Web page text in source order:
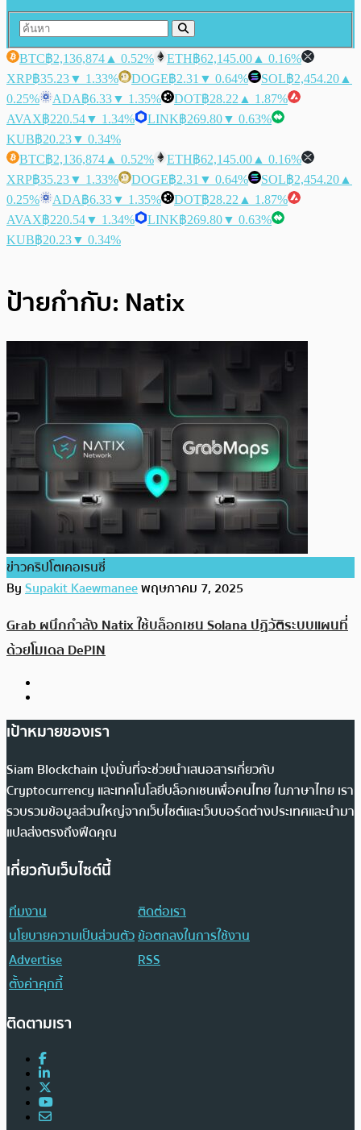
BTC฿2,136,874 ▲ 0.52% ETH฿62,145.00 ▲ 0.16%
XRP฿35.23▼ 1.33% DOGE฿2.31 ▼ 0.64% SOL฿2,454.20 ▲
0.25%
ADA฿6.33▼ 1.35% DOT฿28.22 ▲ 1.87%
AVAX฿220.54▼ 1.34% LINK฿269.80▼ 0.63%
KUB฿20.23▼ 0.34%
BTC฿2,136,874 ▲ 0.52% ETH฿62,145.00 ▲ 0.16%
XRP฿35.23▼ 1.33% DOGE฿2.31 ▼ 0.64% SOL฿2,454.20 ▲
0.25%
ADA฿6.33▼ 1.35% DOT฿28.22 ▲ 1.87%
AVAX฿220.54▼ 1.34% LINK฿269.80▼ 0.63%
KUB฿20.23▼ 0.34%
ป้ายกำกับ: Natix
ข่าวคริปโตเคอเรนซี่
BySupakit Kaewmaneeพฤษภาคม 7, 2025
Grab ผนึกกำลัง Natix ใช้บล็อกเชน Solana ปฏิวัติระบบแผนที่
ด้วยโมเดล DePIN
เป้าหมายของเรา
Siam Blockchain มุ่งมั่นที่จะช่วยนำเสนอสารเกี่ยวกับ
Cryptocurrency และเทคโนโลยีบล็อกเชนเพื่อคนไทย ในภาษาไทย เรา
รวบรวมข้อมูลส่วนใหญ่จากเว็บไซต์และเว็บบอร์ดต่างประเทศและนำมา
แปลส่งตรงถึงฟีดคุณ
เกี่ยวกับเว็บไซต์นี้
ทีมงาน
ติดต่อเรา
นโยบายความเป็นส่วนตัวข้อตกลงในการใช้งาน
Advertise
RSS
ตั้งค่าคุกกี้
ติดตามเรา